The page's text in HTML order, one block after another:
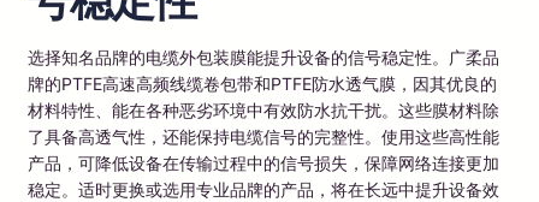
选择知名品牌的电缆外包装膜能提升设备的信号稳定性。广柔品
牌的PTFE高速高频线缆卷包带和PTFE防水透气膜，因其优良的
材料特性、能在各种恶劣环境中有效防水抗干扰。这些膜材料除
了具备高透气性，还能保持电缆信号的完整性。使用这些高性能
产品，可降低设备在传输过程中的信号损失，保障网络连接更加
稳定。适时更换或选用专业品牌的产品，将在长远中提升设备效